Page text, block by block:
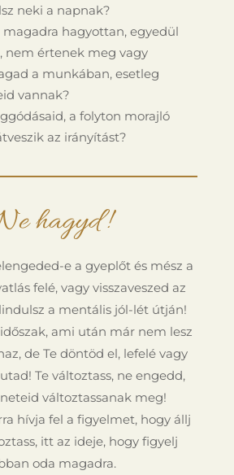
neki a napnak?
magadra hagyottan, egyedül
nem értenek meg vagy
a munkában, esetleg
vannak?
a folyton morajló
az irányítást?
hagyd!
e a gyeplőt és mész a
felé, vagy visszaveszed az
a mentális jól-lét útján!
ami után már nem lesz
de Te döntöd el, lefelé vagy
Te változtass, ne engedd,
változtassanak meg!
hívja fel a figyelmet, hogy állj
itt az ideje, hogy figyelj
oda magadra.